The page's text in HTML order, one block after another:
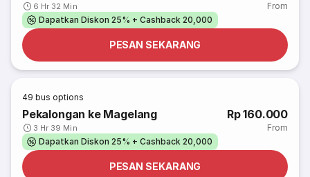
6 Hr 32 Min
From
Dapatkan Diskon 25% + Cashback 20,000
PESAN SEKARANG
49 bus options
Pekalongan ke Magelang
3 Hr 39 Min
Rp 160.000
From
Dapatkan Diskon 25% + Cashback 20,000
PESAN SEKARANG